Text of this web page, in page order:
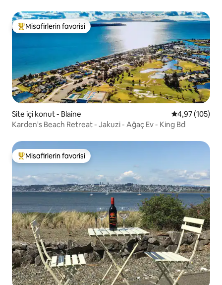
Misafirlerin favorilerinden en beğenilenler arasında
Misafirlerin favorisi
Site içi konut - Blaine 5 üzerinden
4,97 (105)
Karden's Beach Retreat - Jakuzi - Ağaç Ev - King Bd
Misafirlerin favorilerinden en beğenilenler arasında
Misafirlerin favorisi